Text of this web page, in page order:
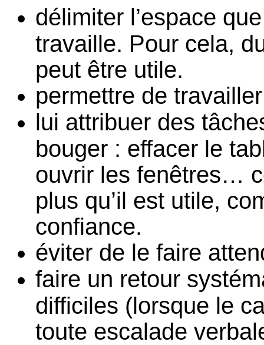
délimiter l’espace
travaille. Pour cela,
peut être utile.
permettre de
lui attribuer des
bouger : effacer le
ouvrir les fenêtres…
plus qu’il est utile,
confiance.
éviter de le faire
faire un retour
difficiles (lorsque le
toute escalade